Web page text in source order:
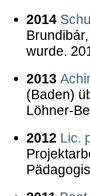
2014
wurde.
2013
(Baden)
Löhner-
2012 Lic.